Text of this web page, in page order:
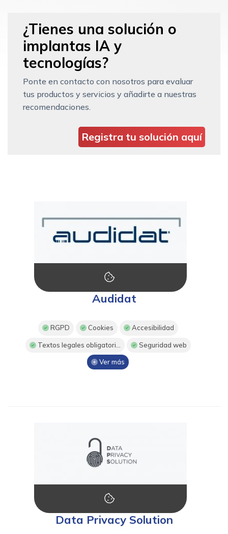
¿Tienes una solución o
implantas IA y
tecnologías?
Ponte en contacto con nosotros para evaluar
tus productos y servicios y añadirte a nuestras
recomendaciones.
Registra tu solución aquí
Audidat
RGPD Cookies Accesibilidad
Textos legales obligatori... Seguridad web
Ver más
Data Privacy Solution